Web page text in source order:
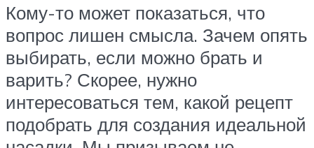
Кому-то может показаться, что
вопрос лишен смысла. Зачем опять
выбирать, если можно брать и
варить? Скорее, нужно
интересоваться тем, какой рецепт
подобрать для создания идеальной